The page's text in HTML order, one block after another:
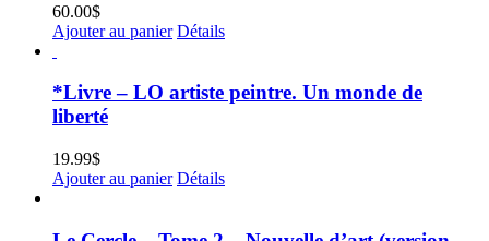
60.00$
Ajouter au panier Détails
*Livre – LO artiste peintre. Un monde de
liberté
19.99$
Ajouter au panier Détails